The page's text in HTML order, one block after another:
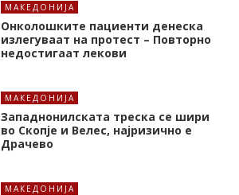
МАКЕДОНИЈА
Онколошките пациенти денеска
излегуваат на протест – Повторно
недостигаат лекови
МАКЕДОНИЈА
Западнонилската треска се шири
во Скопје и Велес, најризично е
Драчево
МАКЕДОНИЈА